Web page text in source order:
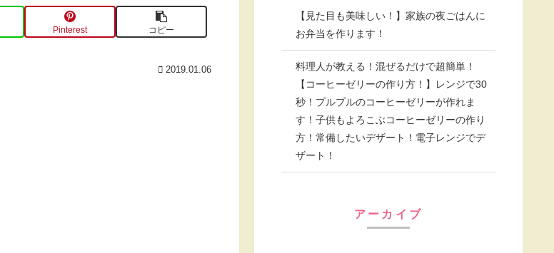
Pinterest コピー
2019.01.06
【見た目も美味しい！】家族の夜ごはんに
お弁当を作ります！
料理人が教える！混ぜるだけで超簡単！
【コーヒーゼリーの作り方！】レンジで30
秒！プルプルのコーヒーゼリーが作れま
す！子供もよろこぶコーヒーゼリーの作り
方！常備したいデザート！電子レンジでデ
ザート！
アーカイブ